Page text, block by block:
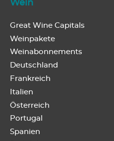
Wein
Great Wine Capitals
Weinpakete
Weinabonnements
Deutschland
Frankreich
Italien
Österreich
Portugal
Spanien